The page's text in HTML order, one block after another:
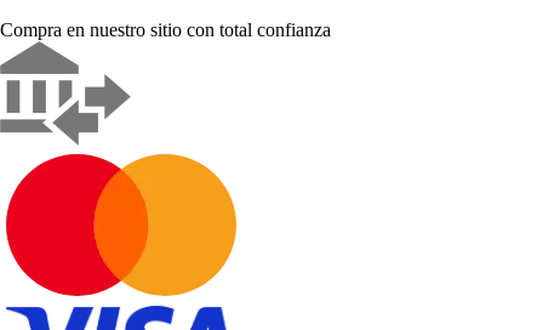
Compra en nuestro sitio con total confianza